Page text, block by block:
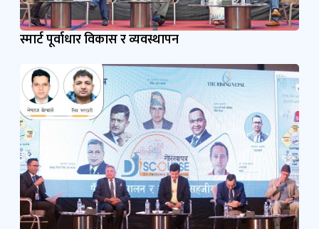
स्मार्ट पूर्वाधार विकास र व्यवस्थापन